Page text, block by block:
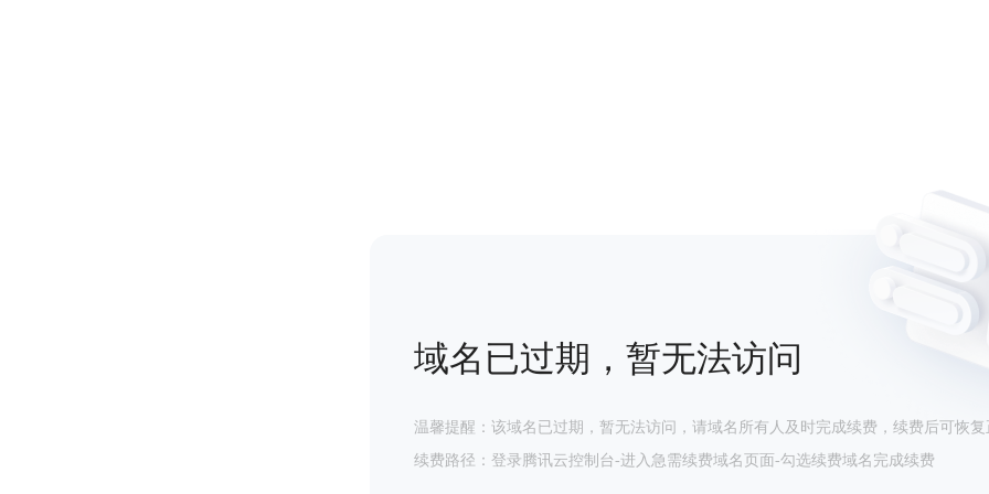
域名已过期，暂无法访问
温馨提醒：该域名已过期，暂无法访问，请域名所有人及时完成续费，续费后可恢复
续费路径：登录腾讯云控制台-进入急需续费域名页面-勾选续费域名完成续费